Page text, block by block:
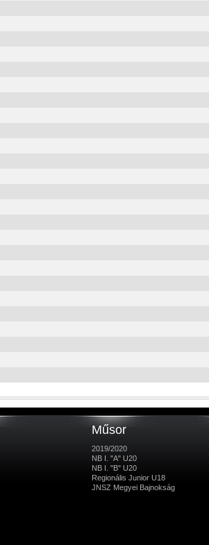
Műsor
2019/2020
NB I. "A" U20
NB I. "B" U20
Regionális Junior U18
JNSZ Megyei Bajnokság